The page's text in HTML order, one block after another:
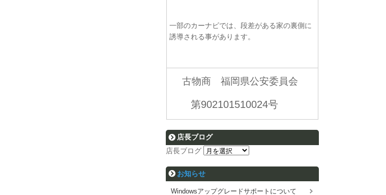
一部のカーナビでは、段差がある家の裏側に
誘導される事があります。
古物商 福岡県公安委員会
第902101510024号
店長ブログ
店長ブログ
お知らせ
Windowsアップグレードサポートについて